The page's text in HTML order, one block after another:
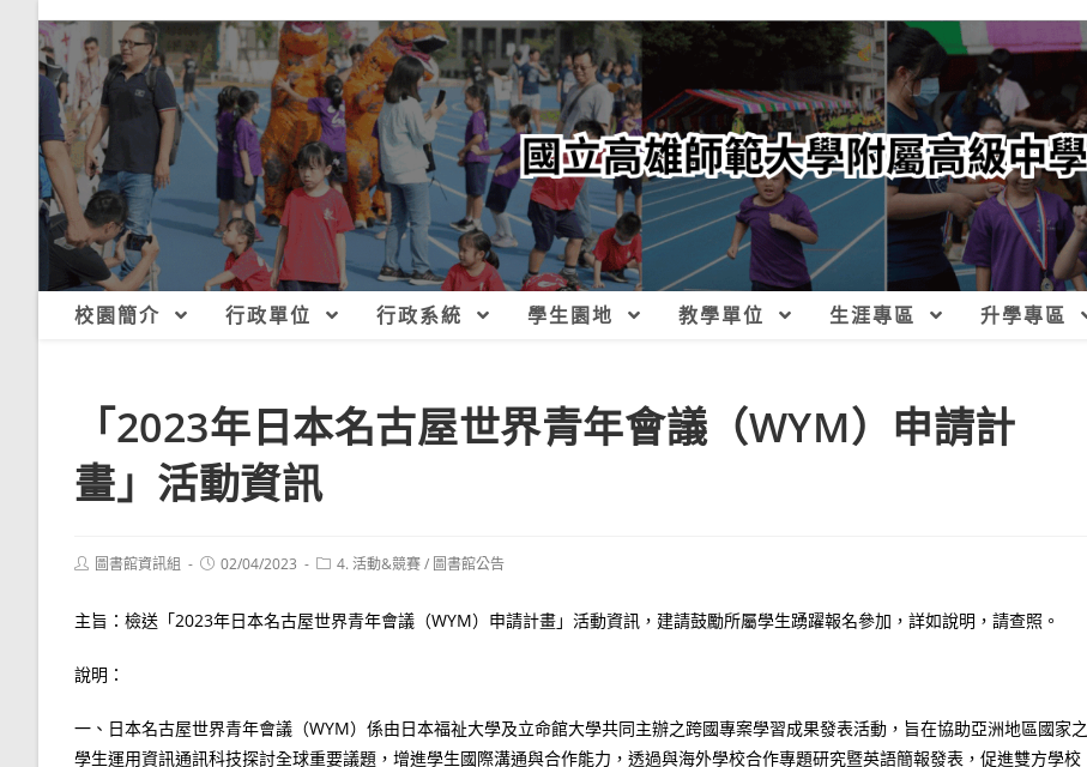
校園簡介 行政單位 行政系統 學生園地 教學單位 生涯專區 升學專區
「2023年日本名古屋世界青年會議（WYM）申請計
畫」活動資訊
Post圖書館資訊組
Post02/04/2023
Post4. 活動&競賽/ 圖書館公告
主旨：檢送「2023年日本名古屋世界青年會議（WYM）申請計畫」活動資訊，建請鼓勵所屬學生踴躍報名參加，詳如說明，請查照。
說明：
一、日本名古屋世界青年會議（WYM）係由日本福祉大學及立命館大學共同主辦之跨國專案學習成果發表活動，旨在協助亞洲地區國家之
學生運用資訊通訊科技探討全球重要議題，增進學生國際溝通與合作能力，透過與海外學校合作專題研究暨英語簡報發表，促進雙方學校